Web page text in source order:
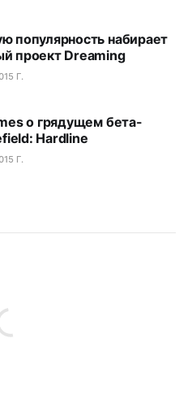
популярность набирает
проект Dreaming
Г.
о грядущем бета-
Hardline
Г.